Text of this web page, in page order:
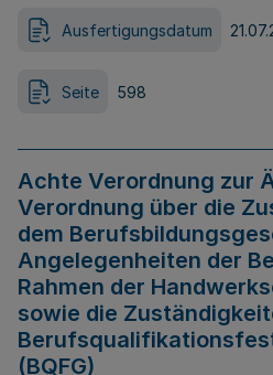
Ausfertigungsdatum
Seite 598
Achte Verordnung zur
Verordnung über die
dem
Angelegenheiten der
Rahmen der
sowie die
(BQFG)